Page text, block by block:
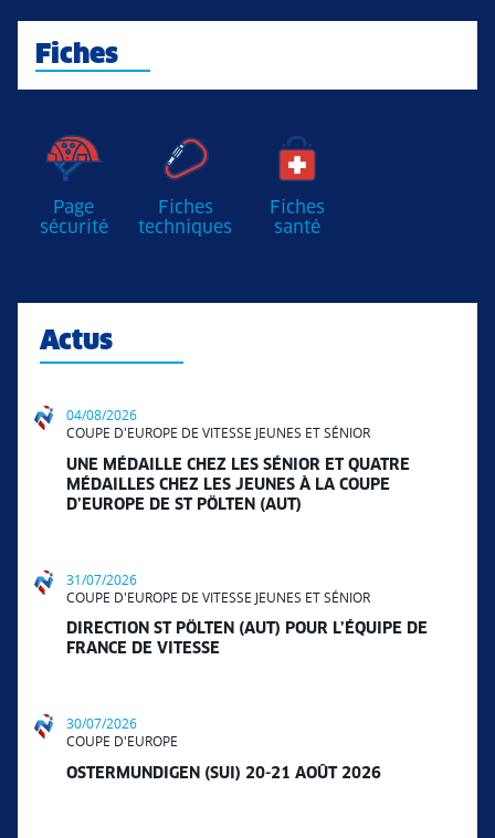
Fiches
Page
sécurité
Fiches
techniques
Fiches
santé
Actus
04/08/2026
COUPE D'EUROPE DE VITESSE JEUNES ET SÉNIOR
UNE MÉDAILLE CHEZ LES SÉNIOR ET QUATRE
MÉDAILLES CHEZ LES JEUNES À LA COUPE
D’EUROPE DE ST PÖLTEN (AUT)
31/07/2026
COUPE D'EUROPE DE VITESSE JEUNES ET SÉNIOR
DIRECTION ST PÖLTEN (AUT) POUR L’ÉQUIPE DE
FRANCE DE VITESSE
30/07/2026
COUPE D'EUROPE
OSTERMUNDIGEN (SUI) 20-21 AOÛT 2026